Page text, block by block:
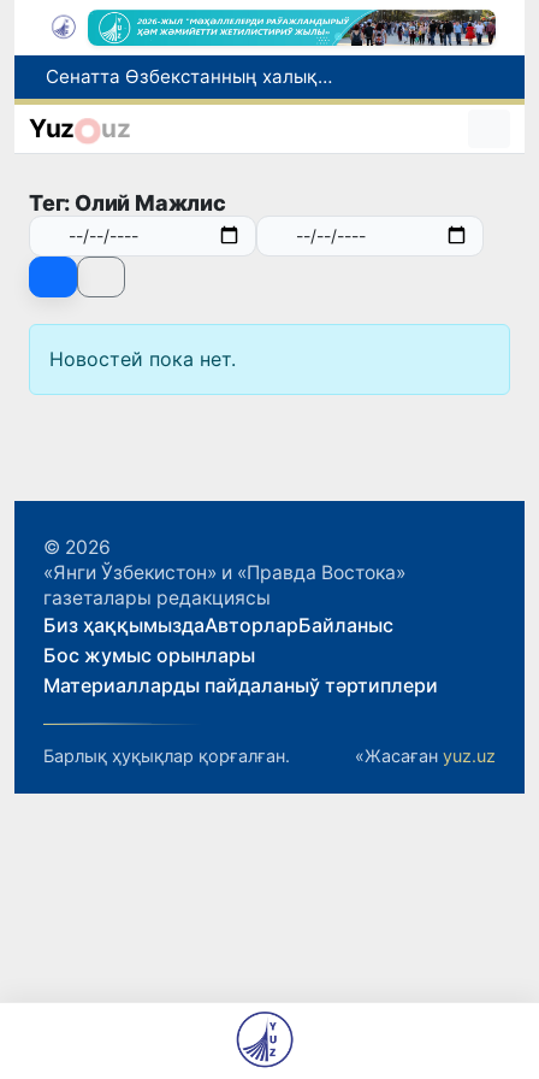
Сенатта Өзбекстанның халықаралық рейтинг ҳәм индекслердеги орнын жақсылаў илажлары додаланды
Өзбекстан СИМ басшысы Ҳиндстан басшылары менен сөйлесиўлер өткерди Өзбекстан-Ҳиндстан бизнес форумында қатнасты
"Өзатом" ҳәм Венгрияның “MVM EGI Zrt.” компаниясы АЭС ушын қурғақ суўытыў системалары жойбарын әмелге асырыў мәселесин додалады
Yuz uz
Тег: Олий Мажлис
Новостей пока нет.
© 2026
«Янги Ўзбекистон» и «Правда Востока»
газеталары редакциясы
Биз ҳаққымыздаАвторларБайланыс
Бос жумыс орынлары
Материалларды пайдаланыў тәртиплери
Барлық ҳуқықлар қорғалған. «Жасаған yuz.uz